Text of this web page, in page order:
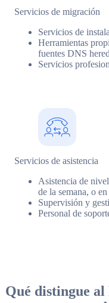
Servicios de migración
Servicios de
Herramientas
fuentes DNS
Servicios
Servicios de asistencia
Asistencia de
de la semana, o
Supervisión y
Personal de
Qué distingue al